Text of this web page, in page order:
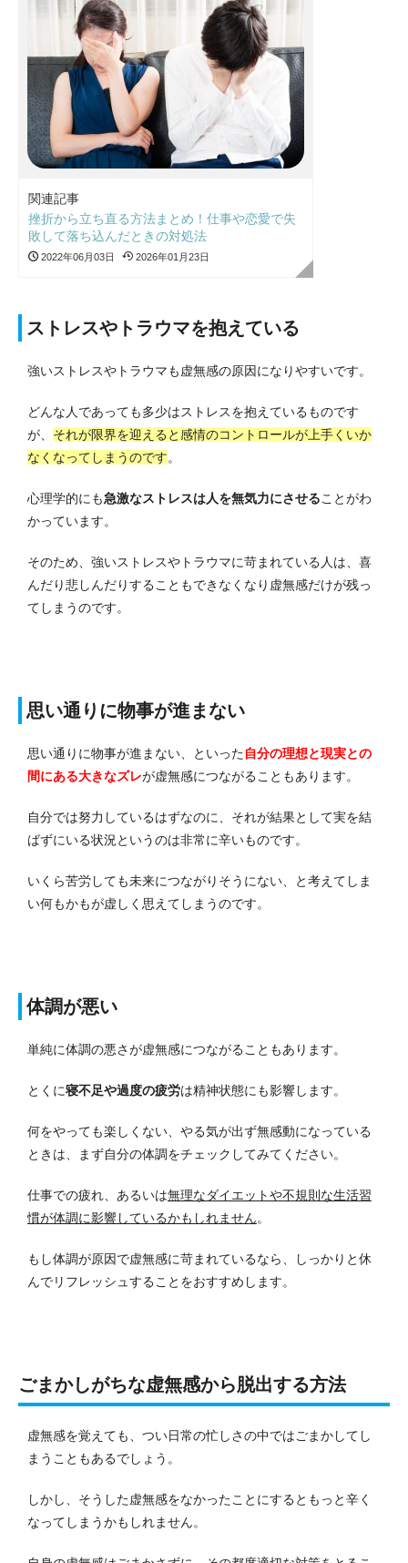
関連記事
挫折から立ち直る方法まとめ！仕事や恋愛で失
敗して落ち込んだときの対処法
2022年06月03日 2026年01月23日
ストレスやトラウマを抱えている
強いストレスやトラウマも虚無感の原因になりやすいです。
どんな人であっても多少はストレスを抱えているものです
が、 それが限界を迎えると感情のコントロールが上手くいか
なくなってしまうのです。
心理学的にも急激なストレスは人を無気力にさせることがわ
かっています。
そのため、強いストレスやトラウマに苛まれている人は、喜
んだり悲しんだりすることもできなくなり虚無感だけが残っ
てしまうのです。
思い通りに物事が進まない
思い通りに物事が進まない、といった自分の理想と現実との
間にある大きなズレが虚無感につながることもあります。
自分では努力しているはずなのに、それが結果として実を結
ばずにいる状況というのは非常に辛いものです。
いくら苦労しても未来につながりそうにない、と考えてしま
い何もかもが虚しく思えてしまうのです。
体調が悪い
単純に体調の悪さが虚無感につながることもあります。
とくに寝不足や過度の疲労は精神状態にも影響します。
何をやっても楽しくない、やる気が出ず無感動になっている
ときは、まず自分の体調をチェックしてみてください。
仕事での疲れ、あるいは無理なダイエットや不規則な生活習
慣が体調に影響しているかもしれません。
もし体調が原因で虚無感に苛まれているなら、しっかりと休
んでリフレッシュすることをおすすめします。
ごまかしがちな虚無感から脱出する方法
虚無感を覚えても、つい日常の忙しさの中ではごまかしてし
まうこともあるでしょう。
しかし、そうした虚無感をなかったことにするともっと辛く
なってしまうかもしれません。